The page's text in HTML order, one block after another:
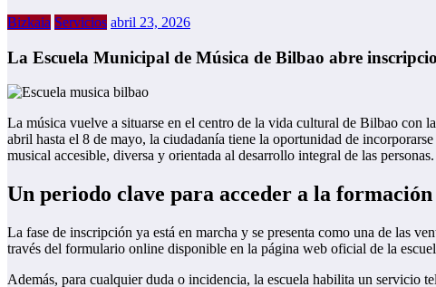
Bizkaia Servicios abril 23, 2026
La Escuela Municipal de Música de Bilbao abre
La música vuelve a situarse en el centro de la vida cultural de Bilbao con
abril hasta el 8 de mayo, la ciudadanía tiene la oportunidad de
musical accesible, diversa y orientada al desarrollo integral de las personas.
Un periodo clave para acceder a la
La fase de inscripción ya está en marcha y se presenta como una de las
través del formulario online disponible en la página web oficial de la
Además, para cualquier duda o incidencia, la escuela habilita un servicio